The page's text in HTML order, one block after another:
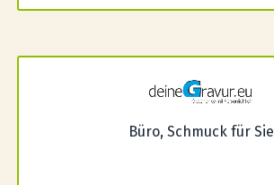
Büro, Schmuck für Sie